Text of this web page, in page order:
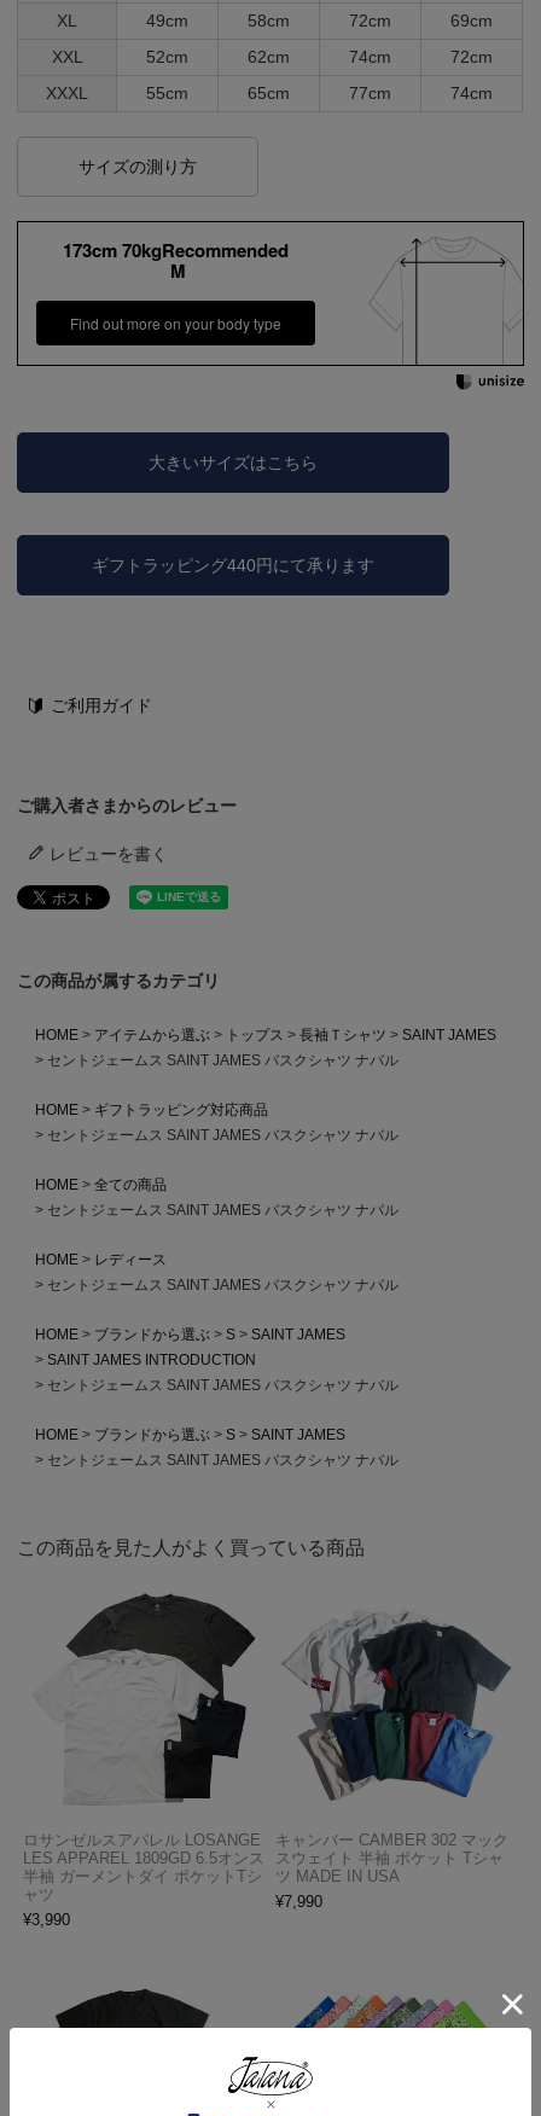
XL 49cm 58cm 72cm
69cm
XXL
52cm 62cm 74cm
72cm
XXXL
55cm 65cm 77cm 74cm
サイズの測り方
173cm 70kgRecommended
M
Find out more on your body type
大きいサイズはこちら
ギフトラッピング440円にて承ります
ご利用ガイド
ご購入者さまからのレビュー
レビューを書く
この商品が属するカテゴリ
HOME アイテムから選ぶ トップス 長袖Ｔシャツ
SAINT JAMES
セントジェームス SAINT JAMES バスクシャツ ナバル
HOME
ギフトラッピング対応商品
セントジェームス SAINT JAMES バスクシャツ ナバル
HOME
全ての商品
セントジェームス SAINT JAMES バスクシャツ ナバル
HOME
レディース
セントジェームス SAINT JAMES バスクシャツ ナバル
HOME ブランドから選ぶ S
SAINT JAMES
SAINT JAMES INTRODUCTION
セントジェームス SAINT JAMES バスクシャツ ナバル
HOME ブランドから選ぶ S
SAINT JAMES
セントジェームス SAINT JAMES バスクシャツ ナバル
この商品を見た人がよく買っている商品
ロサンゼルスアパレル LOSANGE
LES APPAREL 1809GD 6.5オンス
半袖 ガーメントダイ ポケットTシ
ャツ
¥3,990
キャンバー CAMBER 302 マック
スウェイト 半袖 ポケット Tシャ
ツ MADE IN USA
¥7,990